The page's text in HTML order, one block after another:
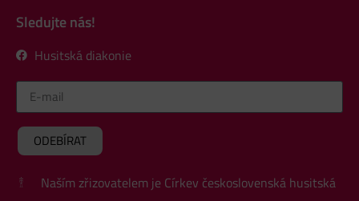
Sledujte nás!
Husitská diakonie
ODEBÍRAT
Naším zřizovatelem je Církev československá husitská